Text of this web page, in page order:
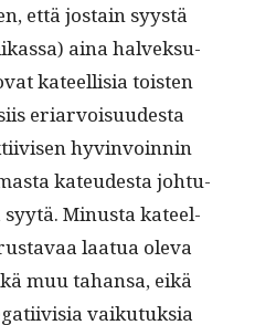
että jostain syys­tä
aina halvek­su­
kateel­lisia tois­t­en
eri­ar­voisu­ud­es­ta
hyv­in­voin­nin
kateud­es­ta johtu­
syytä. Minus­ta kateel­
laat­ua ole­va
muu tahansa, eikä
vaiku­tuk­sia